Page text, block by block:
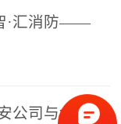
·汇消防——
海消防展圆
公司与金科